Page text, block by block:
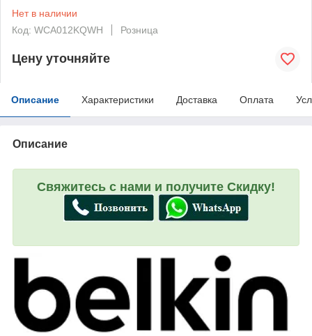
Нет в наличии
Код: WCA012KQWH
Розница
Цену уточняйте
Описание Характеристики Доставка Оплата
Описание
Свяжитесь с нами и получите Скидку!